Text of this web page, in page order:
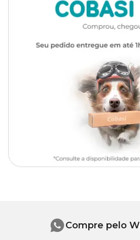
Composição Básica
Óleo de canela 6%
Compre pelo